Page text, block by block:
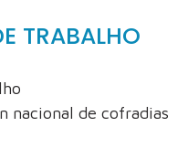
TRABALHO
nacional de cofradias